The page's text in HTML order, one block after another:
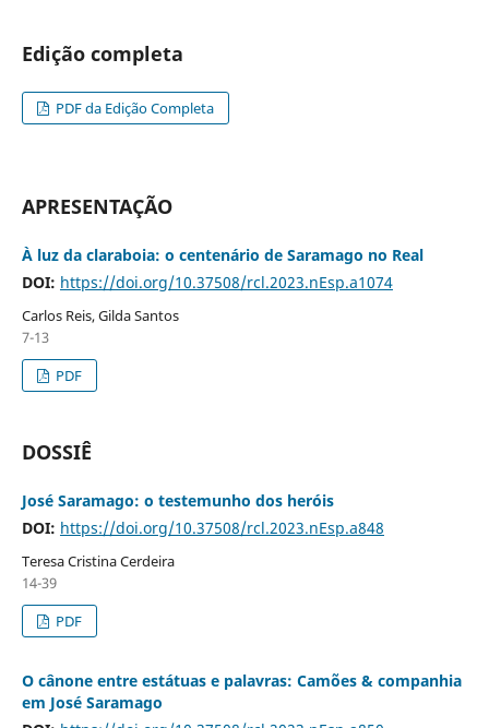
Edição completa
PDF da Edição Completa
APRESENTAÇÃO
À luz da claraboia: o centenário de Saramago no Real
DOI: https://doi.org/10.37508/rcl.2023.nEsp.a1074
Carlos Reis, Gilda Santos
7-13
PDF
DOSSIÊ
José Saramago: o testemunho dos heróis
DOI: https://doi.org/10.37508/rcl.2023.nEsp.a848
Teresa Cristina Cerdeira
14-39
PDF
O cânone entre estátuas e palavras: Camões & companhia
em José Saramago